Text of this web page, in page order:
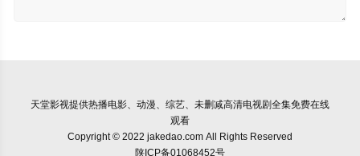
天堂影视提供热播电影、动漫、综艺、未删减高清电视剧全集免费在线
观看
Copyright © 2022 jakedao.com All Rights Reserved
陕ICP备01068452号